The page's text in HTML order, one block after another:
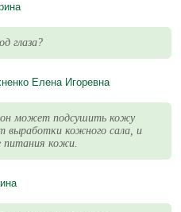
глаза?
Елена Игоревна
может подсушить кожу
выработки кожного сала, и
питания кожи.